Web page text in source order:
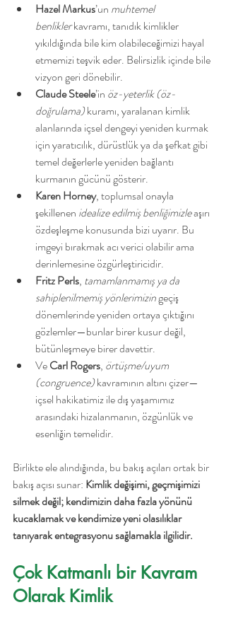
Hazel Markus’un muhtemel
benlikler kavramı, tanıdık kimlikler
yıkıldığında bile kim olabileceğimizi hayal
etmemizi teşvik eder. Belirsizlik içinde bile
vizyon geri dönebilir.
Claude Steele’in öz-yeterlik (öz-
doğrulama) kuramı, yaralanan kimlik
alanlarında içsel dengeyi yeniden kurmak
için yaratıcılık, dürüstlük ya da şefkat gibi
temel değerlerle yeniden bağlantı
kurmanın gücünü gösterir.
Karen Horney, toplumsal onayla
şekillenen idealize edilmiş benliğimizle aşırı
özdeşleşme konusunda bizi uyarır. Bu
imgeyi bırakmak acı verici olabilir ama
derinlemesine özgürleştiricidir.
Fritz Perls, tamamlanmamış ya da
sahiplenilmemiş yönlerimizin geçiş
dönemlerinde yeniden ortaya çıktığını
gözlemler—bunlar birer kusur değil,
bütünleşmeye birer davettir.
Ve Carl Rogers, örtüşme/uyum
(congruence) kavramının altını çizer—
içsel hakikatimiz ile dış yaşamımız
arasındaki hizalanmanın, özgünlük ve
esenliğin temelidir.
Birlikte ele alındığında, bu bakış açıları ortak bir
bakış açısı sunar: Kimlik değişimi, geçmişimizi
silmek değil; kendimizin daha fazla yönünü
kucaklamak ve kendimize yeni olasılıklar
tanıyarak entegrasyonu sağlamakla ilgilidir.
Çok Katmanlı bir Kavram
Olarak Kimlik